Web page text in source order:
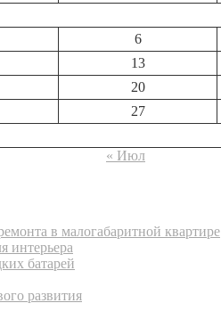
6
13
20
27
« Июл
в малогабаритной квартире
интерьера
батарей
развития